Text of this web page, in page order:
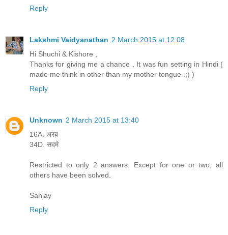
Reply
Lakshmi Vaidyanathan 2 March 2015 at 12:08
Hi Shuchi & Kishore ,
Thanks for giving me a chance . It was fun setting in Hindi (
made me think in other than my mother tongue .;) )
Reply
Unknown 2 March 2015 at 13:40
16A. अरब़
34D. सदमे
Restricted to only 2 answers. Except for one or two, all
others have been solved.
Sanjay
Reply